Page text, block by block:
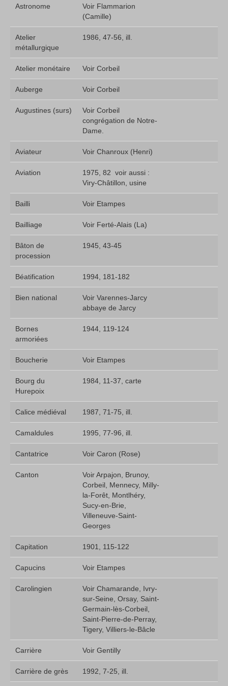
Astronome
Voir Flammarion
(Camille)
Atelier
métallurgique
1986, 47-56, ill.
Atelier monétaire Voir Corbeil
Auberge Voir Corbeil
Augustines (surs)
Voir Corbeil 
congrégation de Notre-
Dame.
Aviateur Voir Chanroux (Henri)
Aviation
1975, 82  voir aussi :
Viry-Châtillon, usine
Bailli Voir Etampes
Bailliage Voir Ferté-Alais (La)
Bâton de
procession
1945, 43-45
Béatification 1994, 181-182
Bien national
Voir Varennes-Jarcy 
abbaye de Jarcy
Bornes
armoriées
1944, 119-124
Boucherie Voir Etampes
Bourg du
Hurepoix
1984, 11-37, carte
Calice médiéval 1987, 71-75, ill.
Camaldules 1995, 77-96, ill.
Cantatrice Voir Caron (Rose)
Canton
Voir Arpajon, Brunoy,
Corbeil, Mennecy, Milly-
la-Forêt, Montlhéry,
Sucy-en-Brie,
Villeneuve-Saint-
Georges
Capitation 1901, 115-122
Capucins Voir Etampes
Carolingien
Voir Chamarande, Ivry-
sur-Seine, Orsay, Saint-
Germain-lès-Corbeil,
Saint-Pierre-de-Perray,
Tigery, Villiers-le-Bâcle
Carrière Voir Gentilly
Carrière de grès 1992, 7-25, ill.